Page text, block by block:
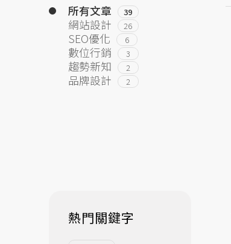
所有文章 39
網站設計 26
SEO優化 6
數位行銷 3
趨勢新知 2
品牌設計 2
熱門關鍵字